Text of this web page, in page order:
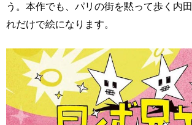
う。本作でも、パリの街を黙って歩く内
れだけで絵になります。